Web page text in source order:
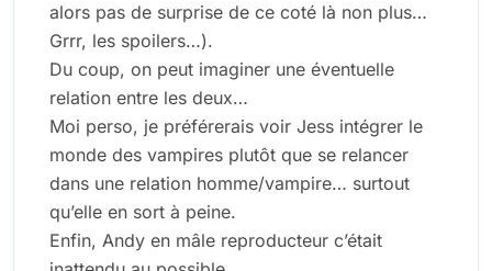
alors pas de surprise de ce coté là non plus…
Grrr, les spoilers…).
Du coup, on peut imaginer une éventuelle
relation entre les deux…
Moi perso, je préférerais voir Jess intégrer le
monde des vampires plutôt que se relancer
dans une relation homme/vampire… surtout
qu’elle en sort à peine.
Enfin, Andy en mâle reproducteur c’était